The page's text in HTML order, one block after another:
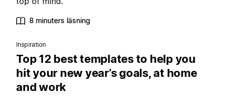
8 minuters läsning
Inspiration
Top 12 best templates to help you
hit your new year’s goals, at home
and work